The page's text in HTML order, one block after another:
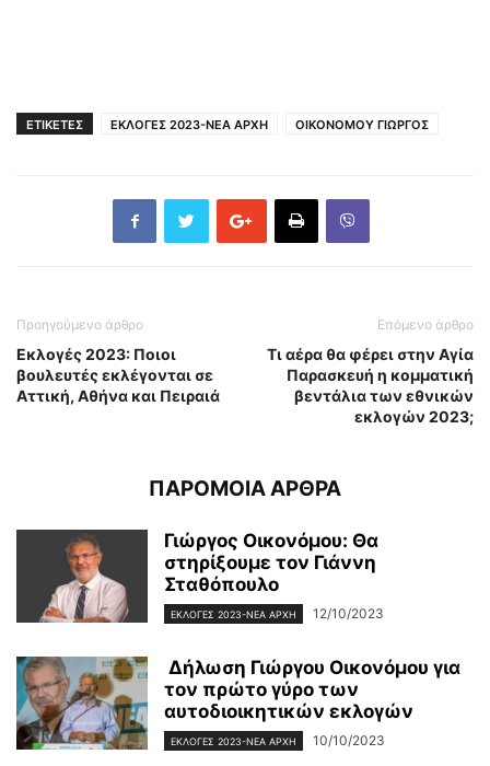
ΕΤΙΚΕΤΕΣ ΕΚΛΟΓΕΣ 2023-ΝΕΑ ΑΡΧΗ ΟΙΚΟΝΟΜΟΥ ΓΙΩΡΓΟΣ
Προηγούμενο άρθρο
Εκλογές 2023: Ποιοι
βουλευτές εκλέγονται σε
Αττική, Αθήνα και Πειραιά
Επόμενο άρθρο
Τι αέρα θα φέρει στην Αγία
Παρασκευή η κομματική
βεντάλια των εθνικών
εκλογών 2023;
ΠΑΡΟΜΟΙΑ ΑΡΘΡΑ
Γιώργος Οικονόμου: Θα
στηρίξουμε τον Γιάννη
Σταθόπουλο
ΕΚΛΟΓΕΣ 2023-ΝΕΑ ΑΡΧΗ 12/10/2023
Δήλωση Γιώργου Οικονόμου για
τον πρώτο γύρο των
αυτοδιοικητικών εκλογών
ΕΚΛΟΓΕΣ 2023-ΝΕΑ ΑΡΧΗ 10/10/2023